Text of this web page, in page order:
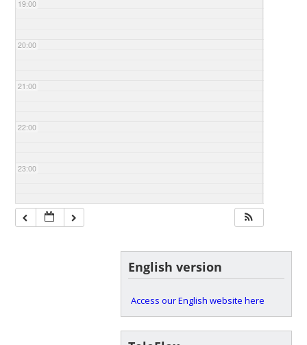
19:00
20:00
21:00
22:00
23:00
English version
Access our English website here